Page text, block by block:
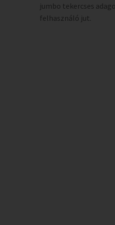
jumbo tekercses
felhasználó jut.